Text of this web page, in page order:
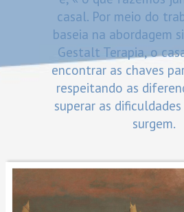
casal. Por meio do
baseia na abordagem
Gestalt Terapia, o
encontrar as chaves
respeitando as
superar as
surgem.